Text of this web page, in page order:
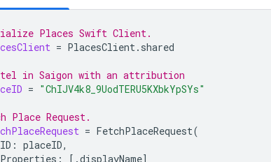
Places Swift Client.
= PlacesClient. shared
in Saigon with an attribution
= "ChIJV4k8_9UodTERU5KXbkYpSYs"
Place Request.
= FetchPlaceRequest(
: placeID,
: [.displayName]